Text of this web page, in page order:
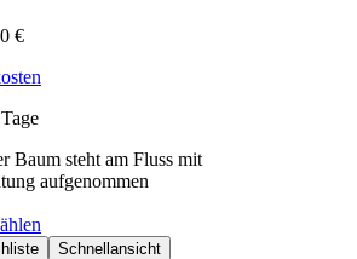
€
Schnellansicht